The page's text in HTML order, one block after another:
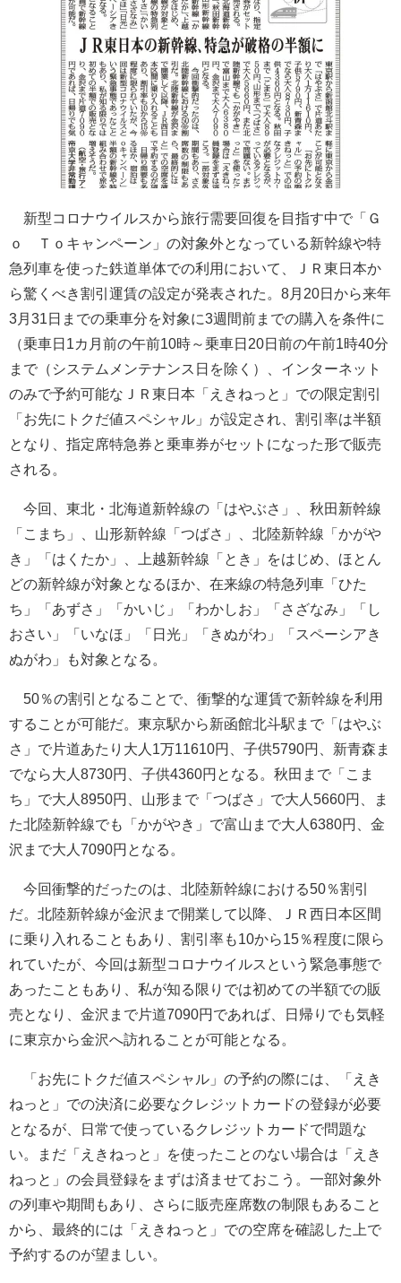
新型コロナウイルスから旅行需要回復を目指す中で「Ｇ
ｏ Ｔｏキャンペーン」の対象外となっている新幹線や特
急列車を使った鉄道単体での利用において、ＪＲ東日本か
ら驚くべき割引運賃の設定が発表された。8月20日から来年
3月31日までの乗車分を対象に3週間前までの購入を条件に
（乗車日1カ月前の午前10時～乗車日20日前の午前1時40分
まで（システムメンテナンス日を除く）、インターネット
のみで予約可能なＪＲ東日本「えきねっと」での限定割引
「お先にトクだ値スペシャル」が設定され、割引率は半額
となり、指定席特急券と乗車券がセットになった形で販売
される。
今回、東北・北海道新幹線の「はやぶさ」、秋田新幹線
「こまち」、山形新幹線「つばさ」、北陸新幹線「かがや
き」「はくたか」、上越新幹線「とき」をはじめ、ほとん
どの新幹線が対象となるほか、在来線の特急列車「ひた
ち」「あずさ」「かいじ」「わかしお」「さざなみ」「し
おさい」「いなほ」「日光」「きぬがわ」「スペーシアき
ぬがわ」も対象となる。
50％の割引となることで、衝撃的な運賃で新幹線を利用
することが可能だ。東京駅から新函館北斗駅まで「はやぶ
さ」で片道あたり大人1万11610円、子供5790円、新青森ま
でなら大人8730円、子供4360円となる。秋田まで「こま
ち」で大人8950円、山形まで「つばさ」で大人5660円、ま
た北陸新幹線でも「かがやき」で富山まで大人6380円、金
沢まで大人7090円となる。
今回衝撃的だったのは、北陸新幹線における50％割引
だ。北陸新幹線が金沢まで開業して以降、ＪＲ西日本区間
に乗り入れることもあり、割引率も10から15％程度に限ら
れていたが、今回は新型コロナウイルスという緊急事態で
あったこともあり、私が知る限りでは初めての半額での販
売となり、金沢まで片道7090円であれば、日帰りでも気軽
に東京から金沢へ訪れることが可能となる。
「お先にトクだ値スペシャル」の予約の際には、「えき
ねっと」での決済に必要なクレジットカードの登録が必要
となるが、日常で使っているクレジットカードで問題な
い。まだ「えきねっと」を使ったことのない場合は「えき
ねっと」の会員登録をまずは済ませておこう。一部対象外
の列車や期間もあり、さらに販売座席数の制限もあること
から、最終的には「えきねっと」での空席を確認した上で
予約するのが望ましい。